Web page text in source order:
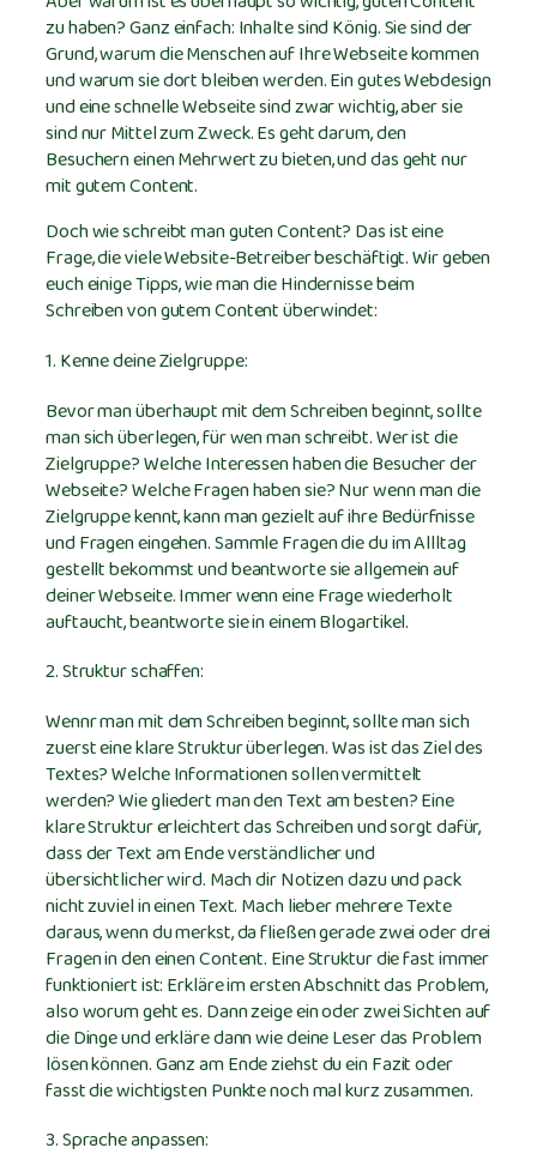
zu haben? Ganz einfach: Inhalte sind König. Sie sind der
Grund, warum die Menschen auf Ihre Webseite kommen
und warum sie dort bleiben werden. Ein gutes Webdesign
und eine schnelle Webseite sind zwar wichtig, aber sie
sind nur Mittel zum Zweck. Es geht darum, den
Besuchern einen Mehrwert zu bieten, und das geht nur
mit gutem Content.
Doch wie schreibt man guten Content? Das ist eine
Frage, die viele Website-Betreiber beschäftigt. Wir geben
euch einige Tipps, wie man die Hindernisse beim
Schreiben von gutem Content überwindet:
1. Kenne deine Zielgruppe:
Bevor man überhaupt mit dem Schreiben beginnt, sollte
man sich überlegen, für wen man schreibt. Wer ist die
Zielgruppe? Welche Interessen haben die Besucher der
Webseite? Welche Fragen haben sie? Nur wenn man die
Zielgruppe kennt, kann man gezielt auf ihre Bedürfnisse
und Fragen eingehen. Sammle Fragen die du im Allltag
gestellt bekommst und beantworte sie allgemein auf
deiner Webseite. Immer wenn eine Frage wiederholt
auftaucht, beantworte sie in einem Blogartikel.
2. Struktur schaffen:
Wennr man mit dem Schreiben beginnt, sollte man sich
zuerst eine klare Struktur überlegen. Was ist das Ziel des
Textes? Welche Informationen sollen vermittelt
werden? Wie gliedert man den Text am besten? Eine
klare Struktur erleichtert das Schreiben und sorgt dafür,
dass der Text am Ende verständlicher und
übersichtlicher wird. Mach dir Notizen dazu und pack
nicht zuviel in einen Text. Mach lieber mehrere Texte
daraus, wenn du merkst, da fließen gerade zwei oder drei
Fragen in den einen Content. Eine Struktur die fast immer
funktioniert ist: Erkläre im ersten Abschnitt das Problem,
also worum geht es. Dann zeige ein oder zwei Sichten auf
die Dinge und erkläre dann wie deine Leser das Problem
lösen können. Ganz am Ende ziehst du ein Fazit oder
fasst die wichtigsten Punkte noch mal kurz zusammen.
3. Sprache anpassen: